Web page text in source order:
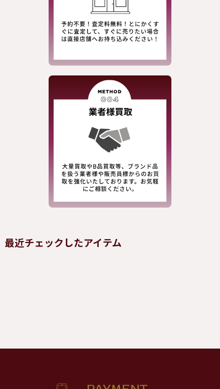
最近チェックしたアイテム